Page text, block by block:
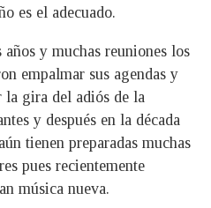
es el adecuado.
y muchas reuniones los
empalmar sus agendas y
la gira del adiós de la
y después en la década
tienen preparadas muchas
pues recientemente
música nueva.